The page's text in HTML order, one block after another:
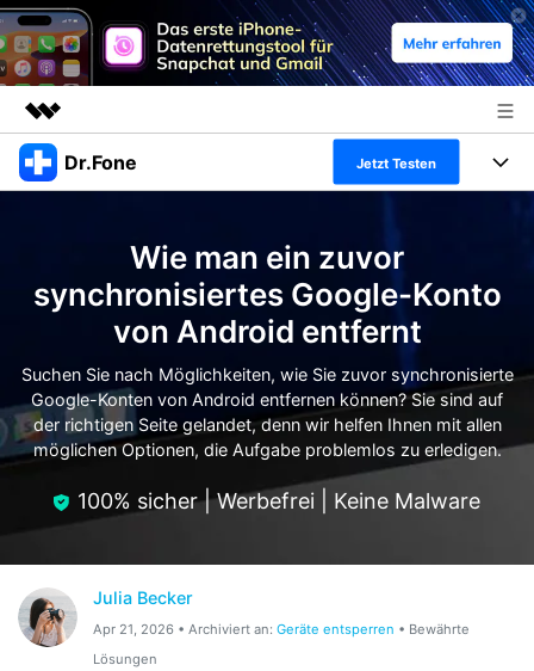
Top-Produkte
Dienstprogramme
Lösungen
Presseraum
Shop
Support
Dr.Fone Jetzt Testen
Alles-in-einem-Toolkit
Weitere Tools und Apps
Full Toolkit anzeigen >
Lösungen
Entdecken Sie weitere Dr.Fone-Lösungen
Lernen und Unterstützung
Ressourcen & Lernen
Hilfe und Unterstützung erhalten
Android 16 FRP-Umgehung
Anmelden
Suchen
Wie man ein zuvor
synchronisiertes Google-Konto
von Android entfernt
Suchen Sie nach Möglichkeiten, wie Sie zuvor synchronisierte
Google-Konten von Android entfernen können? Sie sind auf
der richtigen Seite gelandet, denn wir helfen Ihnen mit allen
möglichen Optionen, die Aufgabe problemlos zu erledigen.
100% sicher | Werbefrei | Keine Malware
Julia Becker
Apr 21, 2026 • Archiviert an: Geräte entsperren • Bewährte
Lösungen